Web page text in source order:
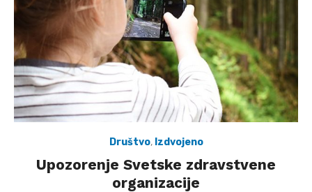
Društvo, Izdvojeno
Upozorenje Svetske zdravstvene
organizacije